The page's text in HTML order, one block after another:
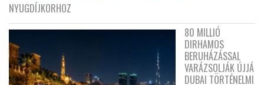
NYUGDÍJKORHOZ
80 MILLIÓ
DIRHAMOS
BERUHÁZÁSSAL
VARÁZSOLJÁK ÚJJÁ
DUBAI TÖRTÉNELMI